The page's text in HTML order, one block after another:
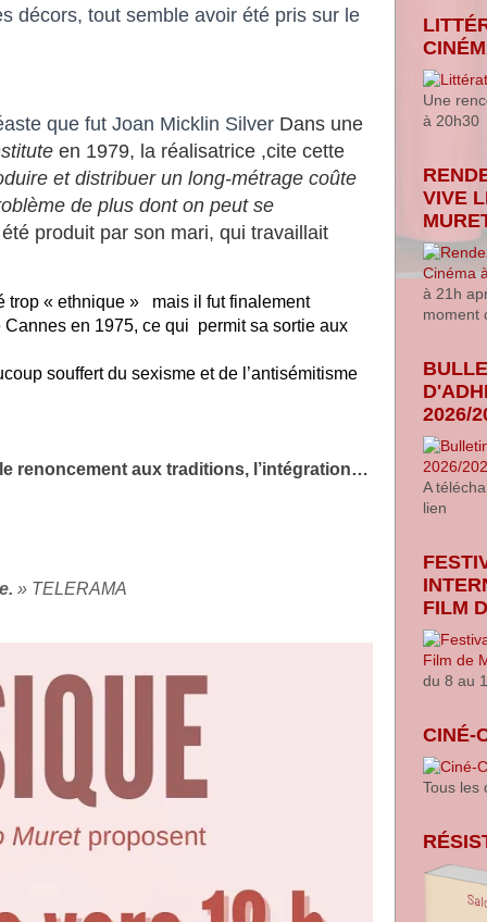
décors, tout semble avoir été pris sur le
que fut Joan Micklin Silver Dans une
en 1979, la réalisatrice ,cite cette
et distribuer un long-métrage coûte
de plus dont on peut se
produit par son mari, qui travaillait
trop « ethnique » mais il fut finalement
en 1975, ce qui permit sa sortie aux
souffert du sexisme et de l’antisémitisme
renoncement aux traditions, l’intégration…
» TELERAMA
Une
à 20h30
VIVE
à 21h
moment
2026/
A
lien
FILM
du 8 au
CINÉ-
Tous les